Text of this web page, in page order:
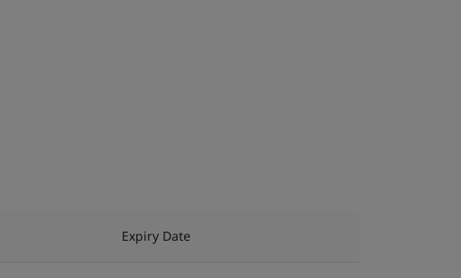
Expiry Date